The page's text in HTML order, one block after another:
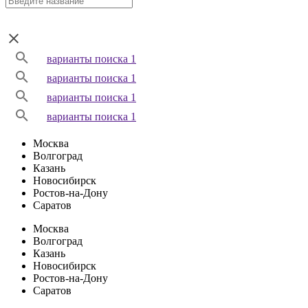
варианты поиска 1
варианты поиска 1
варианты поиска 1
варианты поиска 1
Москва
Волгоград
Казань
Новосибирск
Ростов-на-Дону
Саратов
Москва
Волгоград
Казань
Новосибирск
Ростов-на-Дону
Саратов